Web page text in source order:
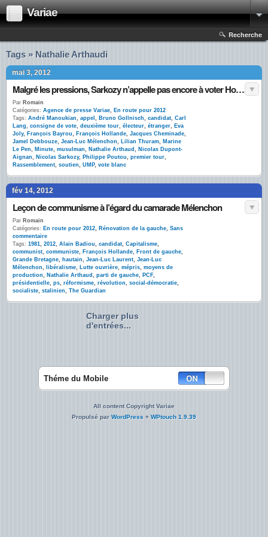
Variae
Recherche
Tags » Nathalie Arthaudi
mai 3, 2012
Malgré les pressions, Sarkozy n’appelle pas encore à voter Hollande
Par Romain
Catégories: Agence de presse Variae, En route pour 2012
Tags: André Manoukian, appel , Bruno Gollnisch, candidat, Carl
Lang, consigne de vote, deuxième tour, électeur, étranger, Eva
Joly, François Bayrou, François Hollande, Jacques Cheminade,
Jamel Debbouze, Jean-Luc Mélenchon, Lilian Thuram, Marine
Le Pen, Minute, musulman, Nathalie Arthaud , Nicolas Dupont-
Aignan, Nicolas Sarkozy, Philippe Poutou, premier tour,
Rassemblement, soutien, UMP, vote blanc
fév 14, 2012
Leçon de communisme à l’égard du camarade Mélenchon
Par Romain
Catégories: En route pour 2012, Rénovation de la gauche, Sans
commentaire
Tags: 1981, 2012, Alain Badiou, candidat, Capitalisme,
communist, communiste, François Hollande, Front de gauche,
Grande Bretagne, hautain, Jean-Luc Laurent, Jean-Luc
Mélenchon, libéralisme, Lutte ouvrière, mépris, moyens de
production, Nathalie Arthaud , parti de gauche, PCF,
présidentielle, ps, réformisme, révolution, social-démocratie,
socialiste, stalinien, The Guardian
Charger plus
d'entrées...
Théme du Mobile
All content Copyright Variae
Propulsé parWordPress + WPtouch 1.9.39